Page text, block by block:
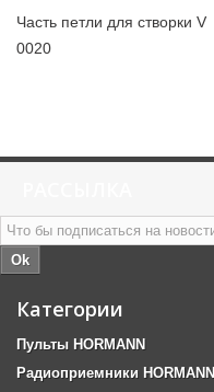
Часть петли для створки V
0020
Ok
Категории
Пульты HORMANN
Радиоприемники HORMANN